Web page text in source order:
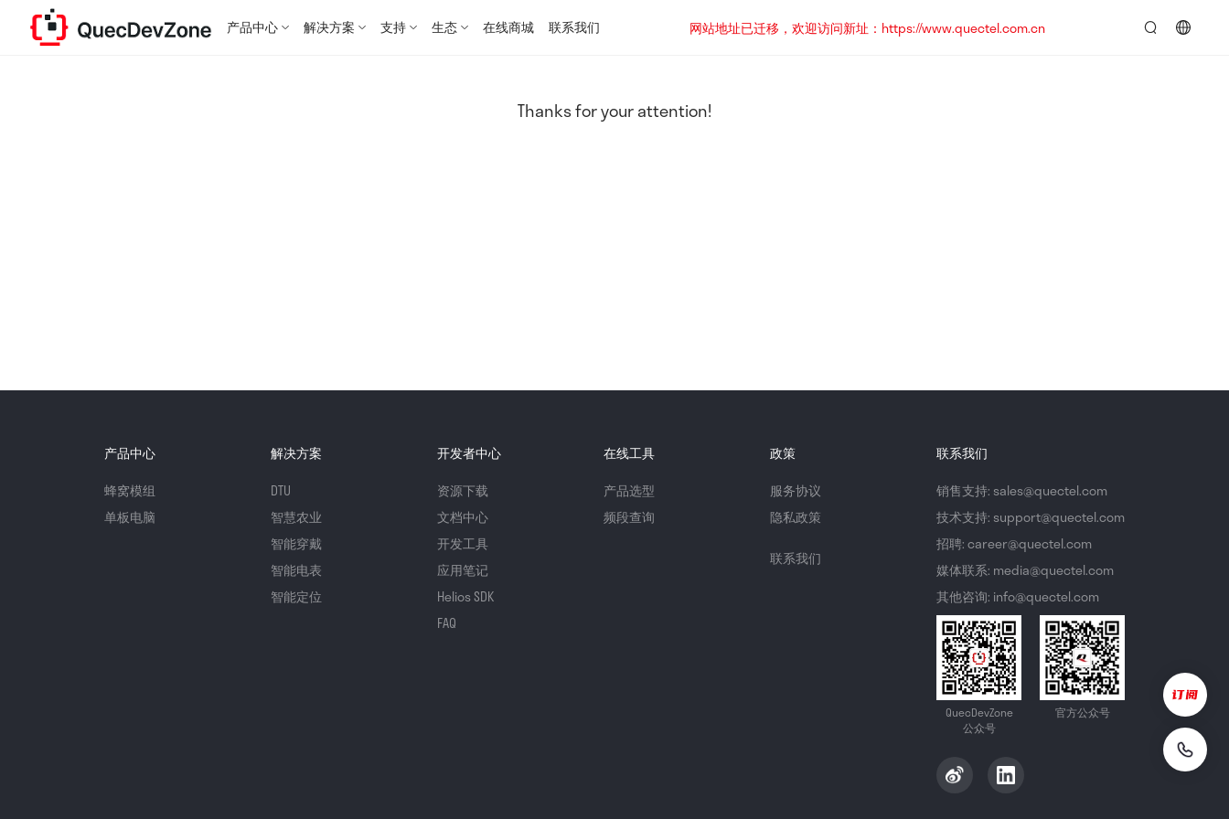
产品中心 解决方案 支持 生态 在线商城 联系我们
网站地址已迁移，欢迎访问新址：https://www.quectel.com.cn
Thanks for your attention!
产品中心
蜂窝模组
单板电脑
解决方案
DTU
智慧农业
智能穿戴
智能电表
智能定位
开发者中心
资源下载
文档中心
开发工具
应用笔记
Helios SDK
FAQ
在线工具
产品选型
频段查询
政策
服务协议
隐私政策
联系我们
联系我们
销售支持: sales@quectel.com
技术支持: support@quectel.com
招聘: career@quectel.com
媒体联系: media@quectel.com
其他咨询: info@quectel.com
QuecDevZone
公众号
官方公众号